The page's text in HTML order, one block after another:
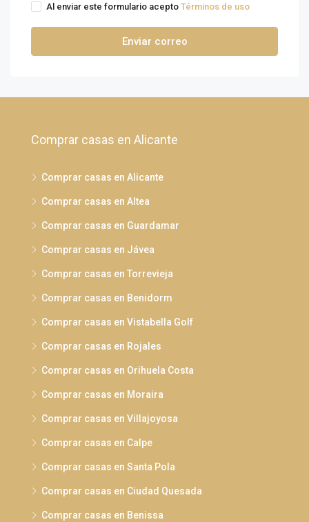
Al enviar este formulario acepto Términos de uso
Enviar correo
Comprar casas en Alicante
Comprar casas en Alicante
Comprar casas en Altea
Comprar casas en Guardamar
Comprar casas en Jávea
Comprar casas en Torrevieja
Comprar casas en Benidorm
Comprar casas en Vistabella Golf
Comprar casas en Rojales
Comprar casas en Orihuela Costa
Comprar casas en Moraira
Comprar casas en Villajoyosa
Comprar casas en Calpe
Comprar casas en Santa Pola
Comprar casas en Ciudad Quesada
Comprar casas en Benissa